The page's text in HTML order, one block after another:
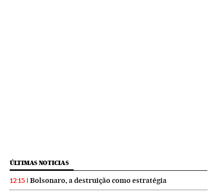
ÚLTIMAS NOTICIAS
12:15 Bolsonaro, a destruição como estratégia